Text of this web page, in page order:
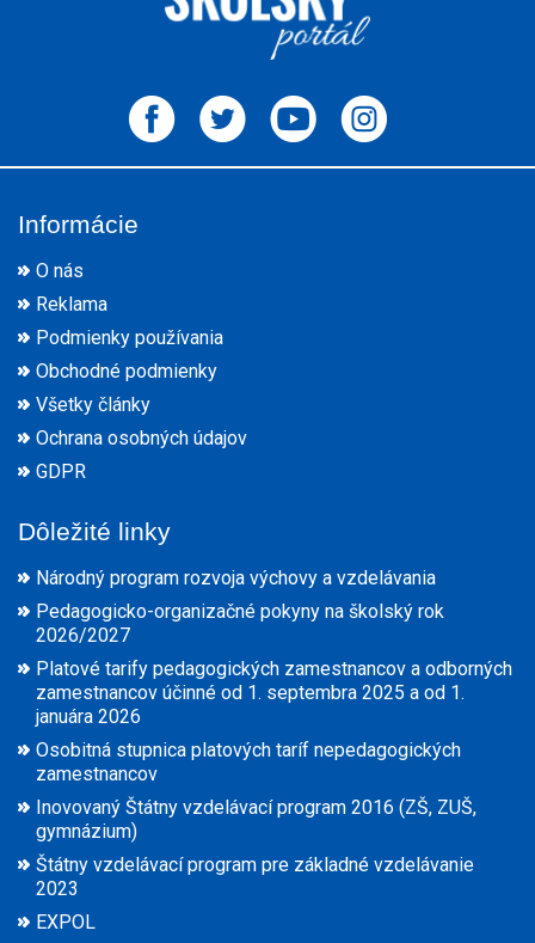
Informácie
O nás
Reklama
Podmienky používania
Obchodné podmienky
Všetky články
Ochrana osobných údajov
GDPR
Dôležité linky
Národný program rozvoja výchovy a vzdelávania
Pedagogicko-organizačné pokyny na školský rok
2026/2027
Platové tarify pedagogických zamestnancov a odborných
zamestnancov účinné od 1. septembra 2025 a od 1.
januára 2026
Osobitná stupnica platových taríf nepedagogických
zamestnancov
Inovovaný Štátny vzdelávací program 2016 (ZŠ, ZUŠ,
gymnázium)
Štátny vzdelávací program pre základné vzdelávanie
2023
EXPOL